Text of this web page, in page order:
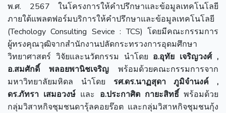
พ.ศ. 2567 ในโครงการให้คำปรึกษาและข้อมูลเทคโนโลยี
ภายใต้แพลตฟอร์มบริการให้คำปรึกษาและข้อมูลเทคโนโลยี
(Techology Consulting Sevice : TCS) โดยมีคณะกรรมการ
ผู้ทรงคุณวุฒิจากสำนักงานปลัดกระทรวงการอุดมศึกษา
วิทยาศาสตร์ วิจัยและนวัตกรรม นำโดย อ.อุทัย เจริญวงศ์ ,
อ.สมศักดิ์ พลอยพานิชเจริญ พร้อมด้วยคณะกรรมการจาก
มหาวิทยาลัยมหิดล นำโดย รศ.ดร.นาฏสุดา ภูมิจำนงค์ ,
ดร.ภัทรา เสมอวงษ์ และ อ.ประกาศิต กายะสิทธิ์พร้อมด้วย
กลุ่มวิสาหกิจชุมชนดารุ้ลคอยร๊อต และกลุ่มวิสาหกิจชุมชนกุ้ง